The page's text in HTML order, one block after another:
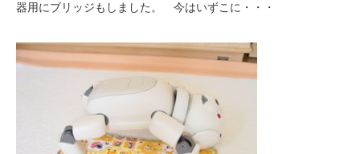
器用にブリッジもしました。 今はいずこに・・・